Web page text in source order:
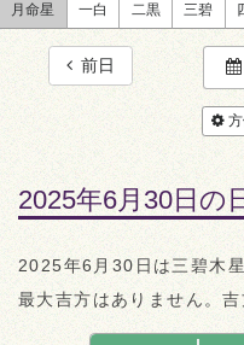
月命星 一白 二黒 三碧
前日
2025年6月30日の
2025年6月30日は三碧木
最大吉方はありません。吉